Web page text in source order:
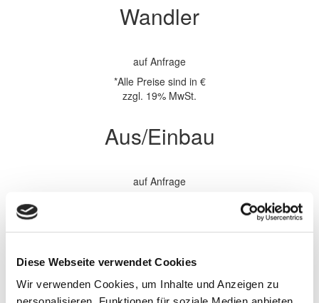
Diese Webseite verwendet Cookies
Wir verwenden Cookies, um Inhalte und Anzeigen zu
Wandler
auf Anfrage
*Alle Preise sind in €
zzgl. 19% MwSt.
Aus/Einbau
auf Anfrage
Komplette Überholung aller Softparts (Verschleißteile) im
Getriebe. Elektronische Komponenten, sowie Antriebsteile werden
bei Bedarf gewechselt und nach Absprache separat berechnet.
Wandler werden nach Bedarf zu den aufgeführten Preisen
überholt.